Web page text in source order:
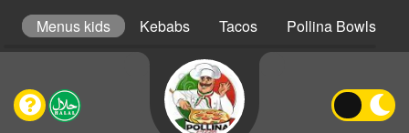
Menus kids Kebabs Tacos Pollina Bowls